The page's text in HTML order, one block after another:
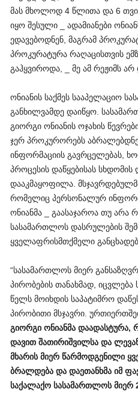
მას მხოლოდ 4 წლითა და 6
იყო შესული _ ადამიანები
ედავებოდნენ, მაგრამ
პროკურატურა რაღაცისთვის
გაჰყვიროდა, _ მე ამ რეჟიმს
ონიანის საქმეს სააპელაციო
განხილვამდე დაიწყო.
გიორგი ონიანის ოჯახის
ჯერ პროკურორებს
ინფორმაციის გავრცელებას,
პროცესის დაწყებისას
დააკმაყოფილა.
რომელიც პერსონალურ
ონიანმა _ გაასაჯაროა თუ არა
სასამართლოს დასრულების
ყველაფრისმთქმელი
“სასამართლოს მიერ
პირობების თანახმად,
წელს მოიხდის საპატიმრო
პირობითი მსჯავრი.
გიორგი ონიანმა დაადასტურა,
დავით შათირიშვილსა და
მხარის მიერ წარმოდგენილი
ბრალდება და დაეთანხმა იმ
საქალაქო სასამართლოს მიერ